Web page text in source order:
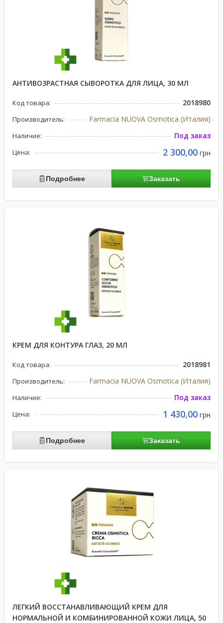
АНТИВОЗРАСТНАЯ СЫВОРОТКА ДЛЯ ЛИЦА, 30 МЛ
Код товара: 2018980
Производитель: Farmacia NUOVA Osmotica (Италия)
Наличие: Под заказ
Цена: 2 300,00 грн
Подробнее Заказать
КРЕМ ДЛЯ КОНТУРА ГЛАЗ, 20 МЛ
Код товара: 2018981
Производитель: Farmacia NUOVA Osmotica (Италия)
Наличие: Под заказ
Цена: 1 430,00 грн
Подробнее Заказать
ЛЕГКИЙ ВОССТАНАВЛИВАЮЩИЙ КРЕМ ДЛЯ
НОРМАЛЬНОЙ И КОМБИНИРОВАННОЙ КОЖИ ЛИЦА, 50